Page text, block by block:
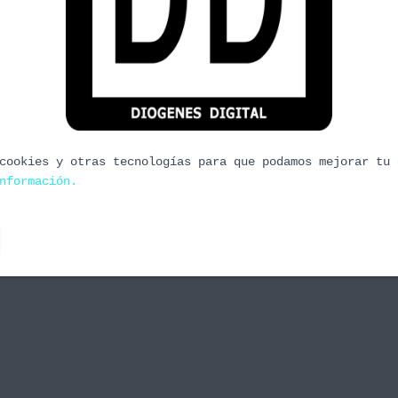
Rol
rol. Servirá de programa introductorio ya que
parte de bits como en la de cartón no
y otras tecnologías para que podamos mejorar tu